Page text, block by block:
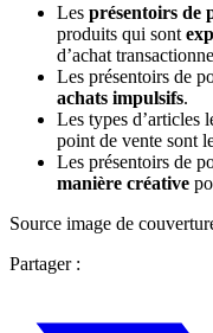
Les présentoirs de
produits qui sont
d’achat
Les présentoirs de
achats impulsifs.
Les types d’articles
point de vente sont
Les présentoirs de
manière créative
Source image de
Partager :